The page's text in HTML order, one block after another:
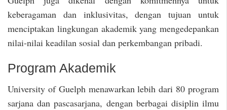
keberagaman dan inklusivitas, dengan tujuan untuk
menciptakan lingkungan akademik yang mengedepankan
nilai-nilai keadilan sosial dan perkembangan pribadi.
Program Akademik
University of Guelph menawarkan lebih dari 80 program
sarjana dan pascasarjana, dengan berbagai disiplin ilmu